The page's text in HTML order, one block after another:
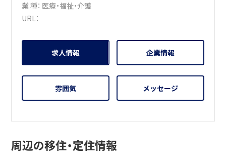
ぜひ勝浦市やいすみ市、当社のお仕事に関してなど、興味を
お持ちいただけましたらご連絡ください。
業 種： 医療・福祉・介護
URL：
求人情報 企業情報
雰囲気 メッセージ
周辺の移住・定住情報